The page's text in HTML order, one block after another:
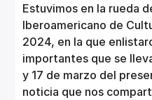
Estuvimos en la rueda
Iberoamericano de
2024, en la que
importantes que se
y 17 de marzo del
noticia que nos